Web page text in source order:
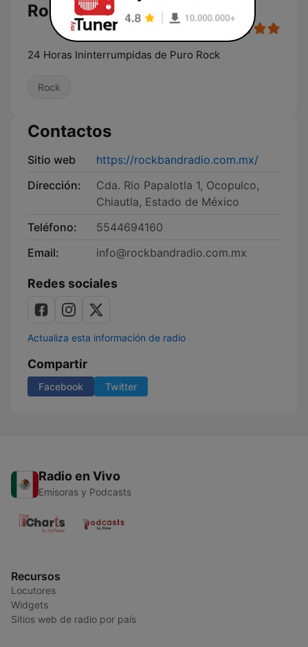
Rock Band Radio en vivo
24 Horas Ininterrumpidas de Puro Rock
Rock
Contactos
Sitio web
https://rockbandradio.com.mx/
Dirección:
Cda. Rio Papalotla 1, Ocopulco,
Chiautla, Estado de México
Teléfono:
5544694160
Email:
info@rockbandradio.com.mx
Redes sociales
Actualiza esta información de radio
Compartir
Facebook Twitter
Radio en Vivo
Emisoras y Podcasts
Recursos
Locutores
Widgets
Sitios web de radio por país